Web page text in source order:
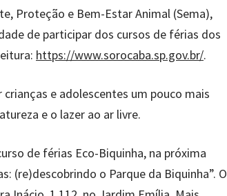
Proteção e Bem-Estar Animal (Sema),
de participar dos cursos de férias dos
https://www.sorocaba.sp.gov.br/.
e adolescentes um pouco mais
e o lazer ao ar livre.
de férias Eco-Biquinha, na próxima
(re)descobrindo o Parque da Biquinha”. O